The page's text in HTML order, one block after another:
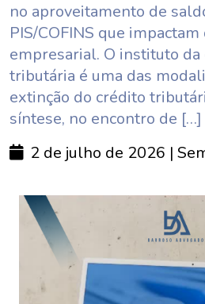
no aproveitamento de
PIS/COFINS que
empresarial. O instituto da
tributária é uma das
extinção do crédito
síntese, no encontro de […]
2 de julho de 2026 |